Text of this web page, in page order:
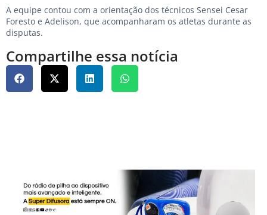
A equipe contou com a orientação dos técnicos Sensei Cesar
Foresto e Adelison, que acompanharam os atletas durante as
disputas.
Compartilhe essa notícia